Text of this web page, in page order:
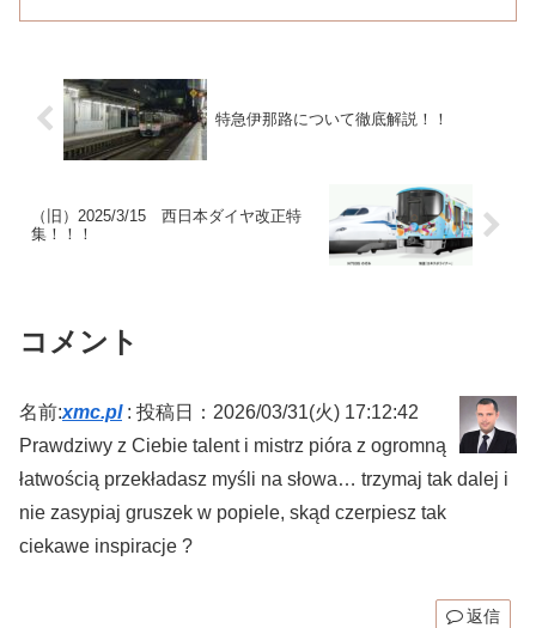
特急伊那路について徹底解説！！
（旧）2025/3/15 西日本ダイヤ改正特
集！！！
コメント
名前:xmc.pl: 投稿日：2026/03/31(火) 17:12:42
Prawdziwy z Ciebie talent i mistrz pióra z ogromną
łatwością przekładasz myśli na słowa… trzymaj tak dalej i
nie zasypiaj gruszek w popiele, skąd czerpiesz tak
ciekawe inspiracje ?
返信